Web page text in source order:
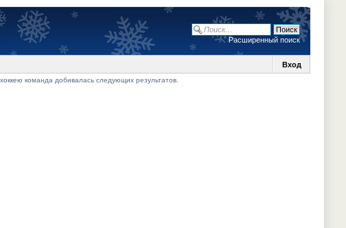
Расширенный поиск
Вход
команда добивалась следующих результатов.